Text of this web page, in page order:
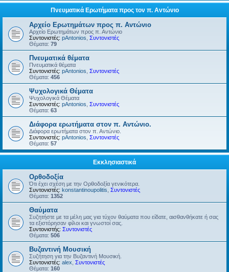
Πνευματικά Ερωτήματα προς τον π. Αντώνιο
Αρχείο Ερωτημάτων προς π. Αντώνιο
Αρχείο Ερωτημάτων προς π. Αντώνιο
Συντονιστές: pAntonios Συντονιστές
Θέματα: 79
Πνευματικά θέματα
Πνευματικά θέματα
Συντονιστές: pAntonios Συντονιστές
Θέματα: 456
Ψυχολογικά Θέματα
Ψυχολογικά Θέματα
Συντονιστές: pAntonios Συντονιστές
Θέματα: 63
Διάφορα ερωτήματα στον π. Αντώνιο.
Διάφορα ερωτήματα στον π. Αντώνιο.
Συντονιστές: pAntonios Συντονιστές
Θέματα: 57
Εκκλησιαστικά
Ορθοδοξία
Ότι έχει σχέση με την Ορθοδοξία γενικότερα.
Συντονιστές: konstantinoupolitis Συντονιστές
Θέματα: 1352
Θαύματα
Συζητήστε με τα μέλη μας για τύχον θαύματα που είδατε, αισθανθήκατε ή σας
τα εξιστόρησαν φίλοι και γνωστοί σας.
Συντονιστής: Συντονιστές
Θέματα: 506
Βυζαντινή Μουσική
Συζήτηση για την Βυζαντινή Μουσική.
Συντονιστές: alex Συντονιστές
Θέματα: 160